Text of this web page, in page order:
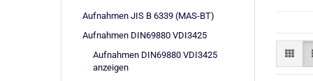
Aufnahmen JIS B 6339 (MAS-BT)
Aufnahmen DIN69880 VDI3425
Aufnahmen DIN69880 VDI3425
anzeigen